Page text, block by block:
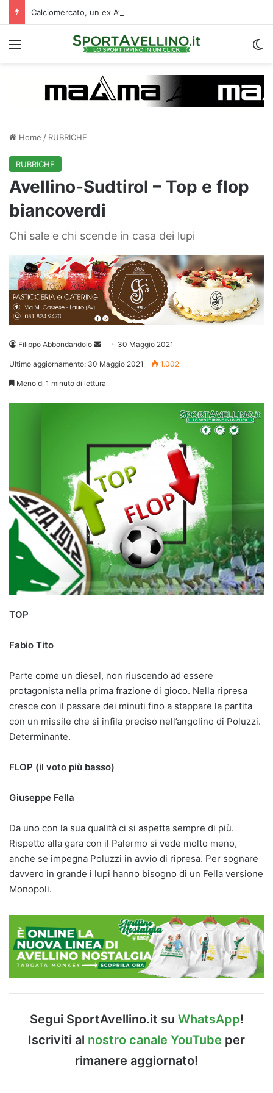
Menu
Home / RUBRICHE
RUBRICHE
Avellino-Sudtirol – Top e flop
biancoverdi
Chi sale e chi scende in casa dei lupi
Filippo Abbondandolo
Invia 30 Maggio 2021
Ultimo aggiornamento: 30 Maggio 2021 1.002
Meno di 1 minuto di lettura
TOP
Fabio Tito
Parte come un diesel, non riuscendo ad essere
protagonista nella prima frazione di gioco. Nella ripresa
cresce con il passare dei minuti fino a stappare la partita
con un missile che si infila preciso nell’angolino di Poluzzi.
Determinante.
FLOP (il voto più basso)
Giuseppe Fella
Da uno con la sua qualità ci si aspetta sempre di più.
Rispetto alla gara con il Palermo si vede molto meno,
anche se impegna Poluzzi in avvio di ripresa. Per sognare
davvero in grande i lupi hanno bisogno di un Fella versione
Monopoli.
Segui SportAvellino.it su WhatsApp!
Iscriviti al nostro canale YouTube per
rimanere aggiornato!